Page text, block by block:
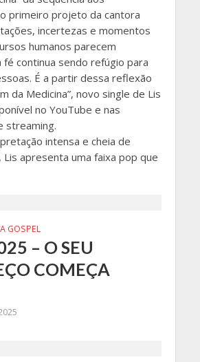
primeiro projeto da cantora
incertezas e momentos
humanos parecem
fé continua sendo refúgio para
É a partir dessa reflexão
da Medicina”, novo single de Lis
no YouTube e nas
streaming.
intensa e cheia de
apresenta uma faixa pop que
GOSPEL
– O SEU
COMEÇA